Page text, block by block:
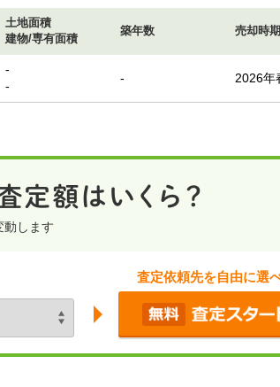
土地面積
建物/専有面積
築年数 売却時期
-
-
- 2026年
動します
査定依頼先を自由に選